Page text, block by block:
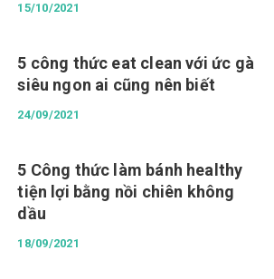
15/10/2021
5 công thức eat clean với ức gà
siêu ngon ai cũng nên biết
24/09/2021
5 Công thức làm bánh healthy
tiện lợi bằng nồi chiên không
dầu
18/09/2021